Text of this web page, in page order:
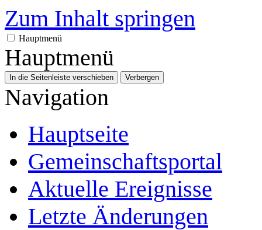
Zum Inhalt springen
Hauptmenü
Hauptmenü
In die Seitenleiste verschieben Verbergen
Navigation
Hauptseite
Gemeinschafts­portal
Aktuelle Ereignisse
Letzte Änderungen